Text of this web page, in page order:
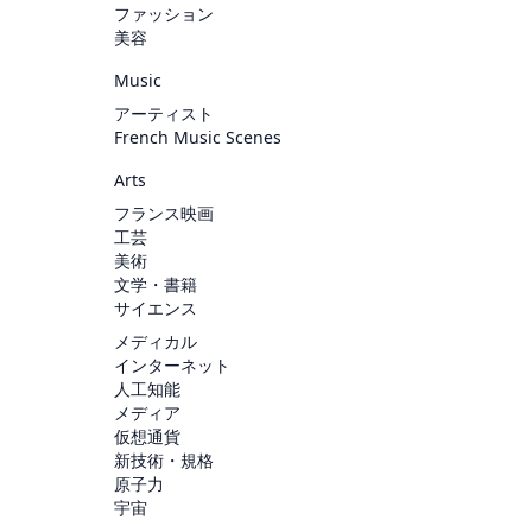
ファッション
美容
Music
アーティスト
French Music Scenes
Arts
フランス映画
工芸
美術
文学・書籍
サイエンス
メディカル
インターネット
人工知能
メディア
仮想通貨
新技術・規格
原子力
宇宙